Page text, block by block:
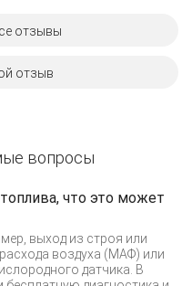
отзывы
отзыв
вопросы
что это может
выход из строя или
воздуха (МАФ) или
датчика. В